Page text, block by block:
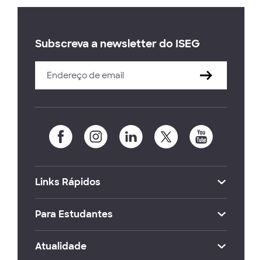
Subscreva a newsletter do ISEG
Links Rápidos
Para Estudantes
Atualidade